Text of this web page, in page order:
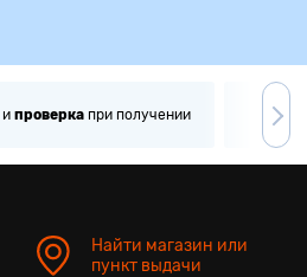
и проверка при получении
Найти магазин или
пункт выдачи